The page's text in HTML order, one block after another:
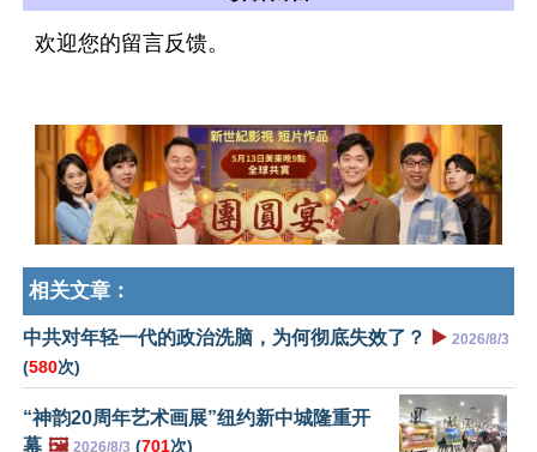
欢迎您的留言反馈。
相关文章：
中共对年轻一代的政治洗脑，为何彻底失效了？ ▶️ 2026/8/3
(580次)
“神韵20周年艺术画展”纽约新中城隆重开
幕 🖼️ 2026/8/3 (701次)